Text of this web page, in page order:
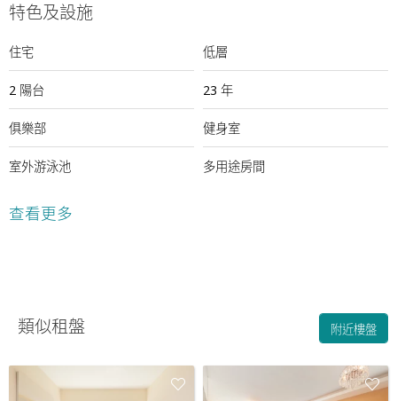
特色及設施
住宅 低層
2 陽台 23 年
俱樂部 健身室
室外游泳池 多用途房間
24小時保安
查看更多
類似租盤 附近樓盤